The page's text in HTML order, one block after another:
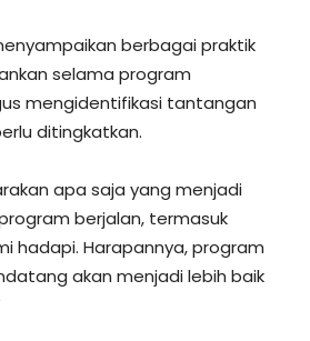
berbagai praktik
selama program
mengidentifikasi tantangan
ditingkatkan.
apa saja yang menjadi
berjalan, termasuk
hadapi. Harapannya, program
akan menjadi lebih baik